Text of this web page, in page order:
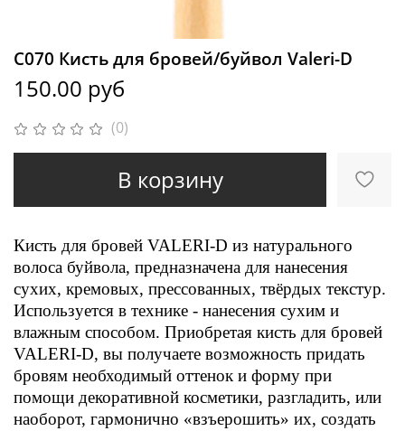
(0)
C070 Кисть для бровей/буйвол Valeri-D
150.00 руб
В корзину
Кисть для бровей VALERI-D из натурального
волоса буйвола, предназначена для нанесения
сухих, кремовых, прессованных, твёрдых текстур.
Используется в технике - нанесения сухим и
влажным способом. Приобретая кисть для бровей
VALERI-D, вы получаете возможность придать
бровям необходимый оттенок и форму при
помощи декоративной косметики, разгладить, или
наоборот, гармонично «взъерошить» их, создать